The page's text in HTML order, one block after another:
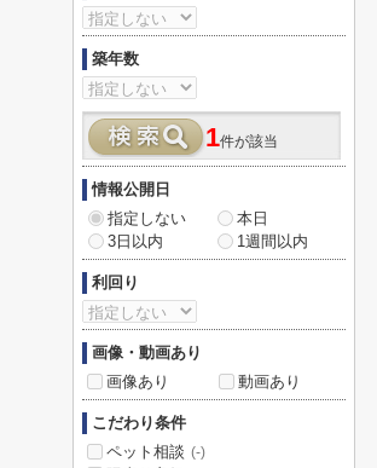
築年数
1件が該当
情報公開日
指定しない
本日
3日以内
1週間以内
利回り
画像・動画あり
画像あり
動画あり
こだわり条件
ペット相談 (-)